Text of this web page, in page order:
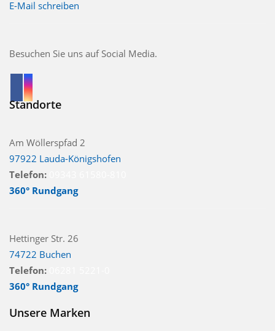
E-Mail schreiben
Besuchen Sie uns auf Social Media.
Standorte
Am Wöllerspfad 2
97922 Lauda-Königshofen
Telefon:
360° Rundgang
Hettinger Str. 26
74722 Buchen
Telefon:
360° Rundgang
Unsere Marken